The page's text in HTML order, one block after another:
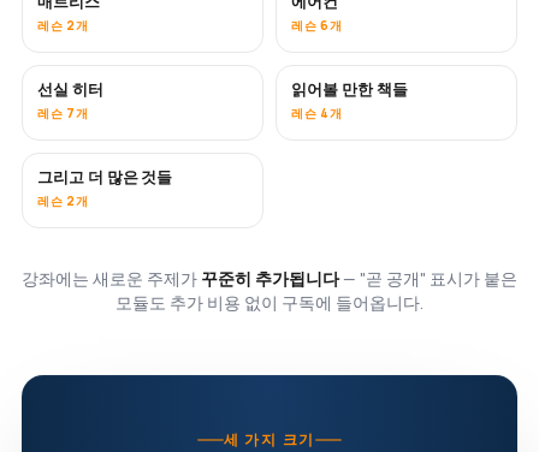
레슨 2개 레슨 6개
곧 공개
선실 히터
레슨 7개
곧 공개
읽어볼 만한 책들
레슨 4개
곧 공개
그리고 더 많은 것들
레슨 2개
강좌에는 새로운 주제가 꾸준히 추가됩니다— "곧 공개" 표시가 붙은
모듈도 추가 비용 없이 구독에 들어옵니다.
세 가지 크기